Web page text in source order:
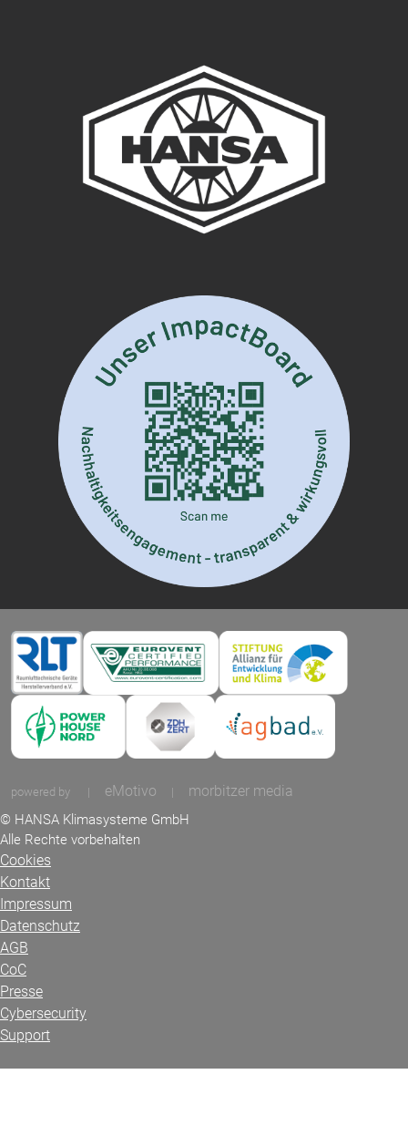
powered by | eMotivo | morbitzer media
© HANSA Klimasysteme GmbH
Alle Rechte vorbehalten
Cookies
Kontakt
Impressum
Datenschutz
AGB
CoC
Presse
Cybersecurity
Support